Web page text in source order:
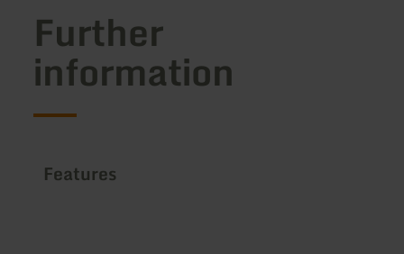
Further
information
Features